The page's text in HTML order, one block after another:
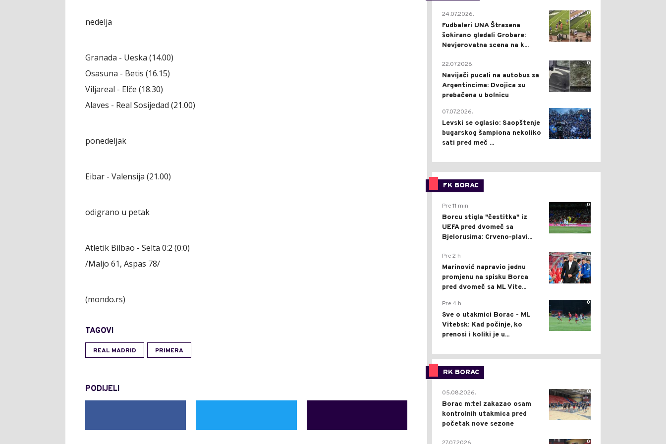
nedelja
Granada - Ueska (14.00)
Osasuna - Betis (16.15)
Viljareal - Elče (18.30)
Alaves - Real Sosijedad (21.00)
ponedeljak
Eibar - Valensija (21.00)
odigrano u petak
Atletik Bilbao - Selta 0:2 (0:0)
/Maljo 61, Aspas 78/
(mondo.rs)
TAGOVI
REAL MADRID PRIMERA
PODIJELI
0
24.07.2026.
Fudbaleri UNA Štrasena
šokirano gledali Grobare:
Nevjerovatna scena na k...
0
22.07.2026.
Navijači pucali na autobus sa
Argentincima: Dvojica su
prebačena u bolnicu
1
07.07.2026.
Levski se oglasio: Saopštenje
bugarskog šampiona nekoliko
sati pred meč ...
FK BORAC
0
Pre 11 min
Borcu stigla "čestitka" iz
UEFA pred dvomeč sa
Bjelorusima: Crveno-plavi...
0
Pre 2 h
Marinović napravio jednu
promjenu na spisku Borca
pred dvomeč sa ML Vite...
0
Pre 4 h
Sve o utakmici Borac - ML
Vitebsk: Kad počinje, ko
prenosi i koliki je u...
RK BORAC
0
05.08.2026.
Borac m:tel zakazao osam
kontrolnih utakmica pred
početak nove sezone
0